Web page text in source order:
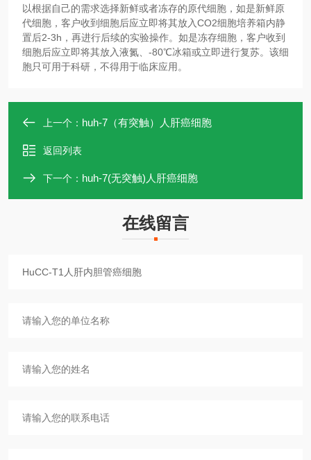
以根据自己的需求选择新鲜或者冻存的原代细胞，如是新鲜原
代细胞，客户收到细胞后应立即将其放入CO2细胞培养箱内静
置后2-3h，再进行后续的实验操作。如是冻存细胞，客户收到
细胞后应立即将其放入液氮、-80℃冰箱或立即进行复苏。该细
胞只可用于科研，不得用于临床应用。
上一个： huh-7（有突触）人肝癌细胞
返回列表
下一个： huh-7(无突触)人肝癌细胞
在线留言